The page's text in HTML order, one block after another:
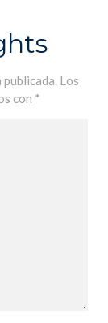
Los
con *